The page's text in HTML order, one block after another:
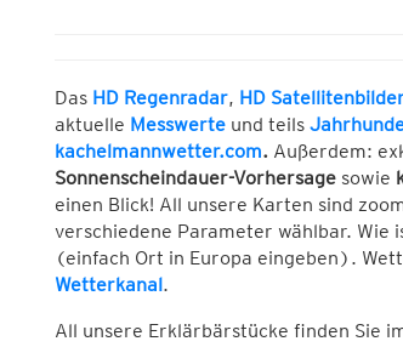
Das HD Regenradar, HD
aktuelle Messwerte und teils
kachelmannwetter.com. Außerdem:
Sonnenscheindauer-Vorhersage sowie
einen Blick! All unsere Karten sind
verschiedene Parameter wählbar. Wie
(einfach Ort in Europa eingeben).
Wetterkanal.
All unsere Erklärbärstücke finden Sie